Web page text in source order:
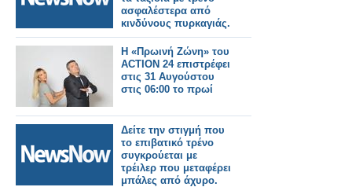
ασφαλέστερα από
κινδύνους πυρκαγιάς.
Η «Πρωινή Ζώνη» του
ACTION 24 επιστρέφει
στις 31 Αυγούστου
στις 06:00 το πρωί
Δείτε την στιγμή που
το επιβατικό τρένο
συγκρούεται με
τρέιλερ που μεταφέρει
μπάλες από άχυρο.